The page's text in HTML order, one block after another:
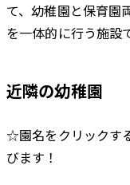
て、幼稚園と保育園
を一体的に行う施設
近隣の幼稚園
☆園名をクリックす
びます！